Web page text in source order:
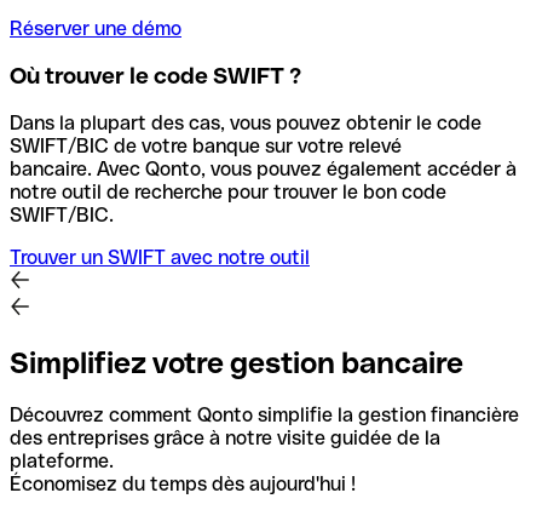
Réserver une démo
Où trouver le code SWIFT ?
Dans la plupart des cas, vous pouvez obtenir le code
SWIFT/BIC de votre banque sur votre relevé
bancaire. Avec Qonto, vous pouvez également accéder à
notre outil de recherche pour trouver le bon code
SWIFT/BIC.
Trouver un SWIFT avec notre outil
Simplifiez votre gestion bancaire
Découvrez comment Qonto simplifie la gestion financière
des entreprises grâce à notre visite guidée de la
plateforme.
Économisez du temps dès aujourd'hui !